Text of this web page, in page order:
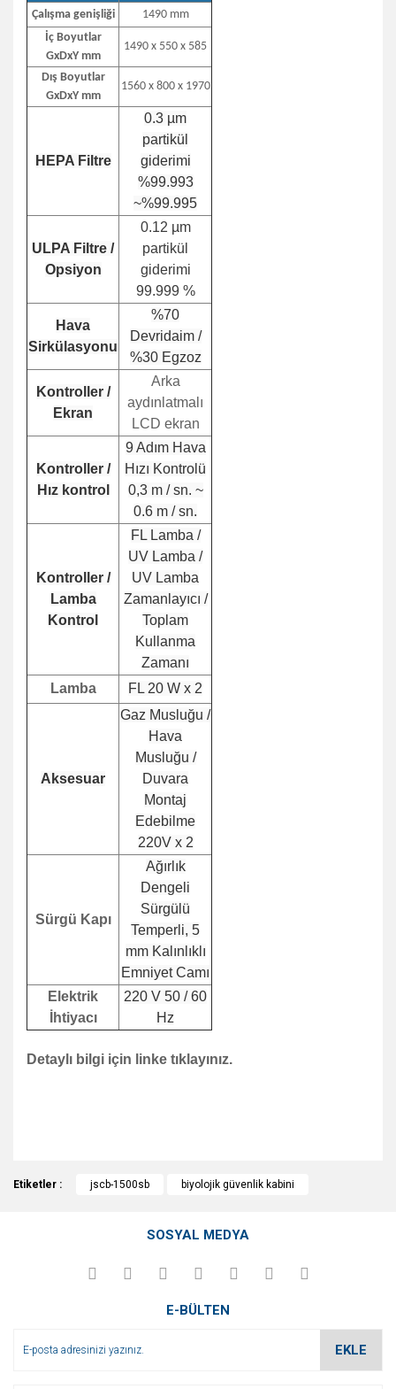
Çalışma genişliği
1490 mm
İç Boyutlar
GxDxY mm
1490 x 550 x 585
Dış Boyutlar
GxDxY mm
1560 x 800 x 1970
HEPA Filtre
0.3 µm
partikül
giderimi
%99.993
~%99.995
ULPA Filtre /
Opsiyon
0.12 µm
partikül
giderimi
99.999 %
Hava
Sirkülasyonu
%70
Devridaim /
%30 Egzoz
Kontroller /
Ekran
Arka
aydınlatmalı
LCD ekran
Kontroller /
Hız kontrol
9 Adım Hava
Hızı Kontrolü
0,3 m / sn. ~
0.6 m / sn.
Kontroller /
Lamba
Kontrol
FL Lamba /
UV Lamba /
UV Lamba
Zamanlayıcı /
Toplam
Kullanma
Zamanı
Lamba
FL 20 W x 2
Aksesuar
Gaz Musluğu /
Hava
Musluğu /
Duvara
Montaj
Edebilme
220V x 2
Sürgü Kapı
Ağırlık
Dengeli
Sürgülü
Temperli, 5
mm Kalınlıklı
Emniyet Camı
Elektrik
İhtiyacı
220 V 50 / 60
Hz
Detaylı bilgi için linke tıklayınız.
Bu ürüne ilk yorumu siz yapın!
konularda yetersiz gördüğünüz noktaları öneri formunu
Ürün bilgilerinde hatalar bulunuyor.
Etiketler : jscb-1500sb biyolojik güvenlik kabini
SOSYAL MEDYA
E-BÜLTEN
EKLE